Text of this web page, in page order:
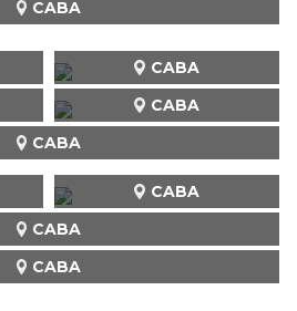
CABA
CABA
CABA
CABA
CABA
CABA
CABA